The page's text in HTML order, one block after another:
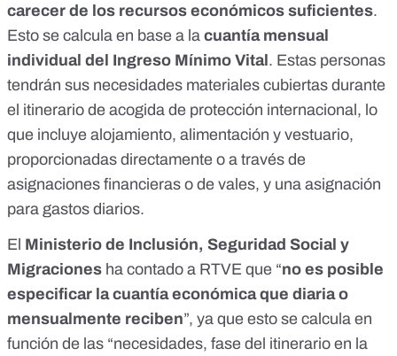
carecer de los recursos económicos suficientes.
Esto se calcula en base a la cuantía mensual
individual del Ingreso Mínimo Vital. Estas personas
tendrán sus necesidades materiales cubiertas durante
el itinerario de acogida de protección internacional, lo
que incluye alojamiento, alimentación y vestuario,
proporcionadas directamente o a través de
asignaciones financieras o de vales, y una asignación
para gastos diarios.
El Ministerio de Inclusión, Seguridad Social y
Migraciones ha contado a RTVE que “no es posible
especificar la cuantía económica que diaria o
mensualmente reciben”, ya que esto se calcula en
función de las “necesidades, fase del itinerario en la